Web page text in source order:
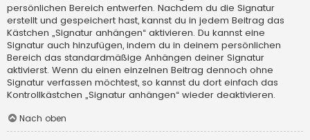
persönlichen Bereich entwerfen. Nachdem du die Signatur
erstellt und gespeichert hast, kannst du in jedem Beitrag das
Kästchen „Signatur anhängen“ aktivieren. Du kannst eine
Signatur auch hinzufügen, indem du in deinem persönlichen
Bereich das standardmäßige Anhängen deiner Signatur
aktivierst. Wenn du einen einzelnen Beitrag dennoch ohne
Signatur verfassen möchtest, so kannst du dort einfach das
Kontrollkästchen „Signatur anhängen“ wieder deaktivieren.
Nach oben